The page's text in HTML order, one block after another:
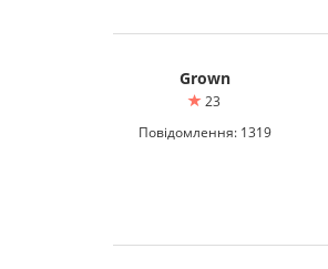
Grown
23
Повідомлення: 1319